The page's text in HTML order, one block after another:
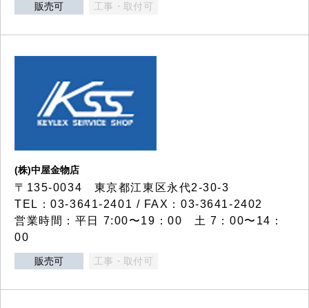
販売可 工事・取付可
(株)中屋金物店
〒135-0034 東京都江東区永代2-30-3
TEL：03-3641-2401 / FAX：03-3641-2402
営業時間：平日 7:00〜19：00 土 7：00〜14：
00
販売可 工事・取付可